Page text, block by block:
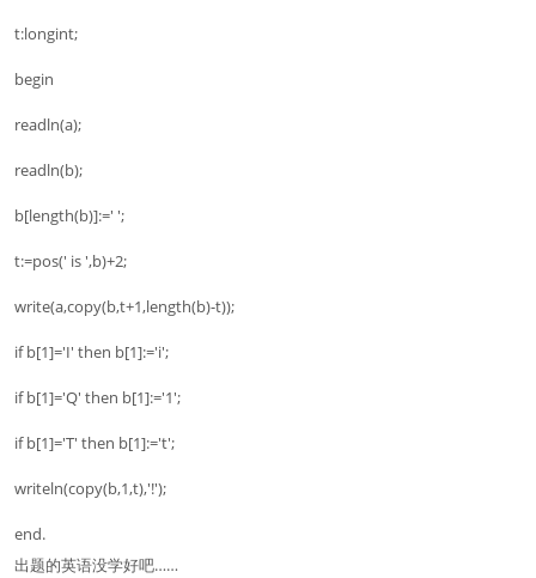
t:longint;
begin
readln(a);
readln(b);
b[length(b)]:=' ';
t:=pos(' is ',b)+2;
write(a,copy(b,t+1,length(b)-t));
if b[1]='I' then b[1]:='i';
if b[1]='Q' then b[1]:='1';
if b[1]='T' then b[1]:='t';
writeln(copy(b,1,t),'!');
end.
出题的英语没学好吧……